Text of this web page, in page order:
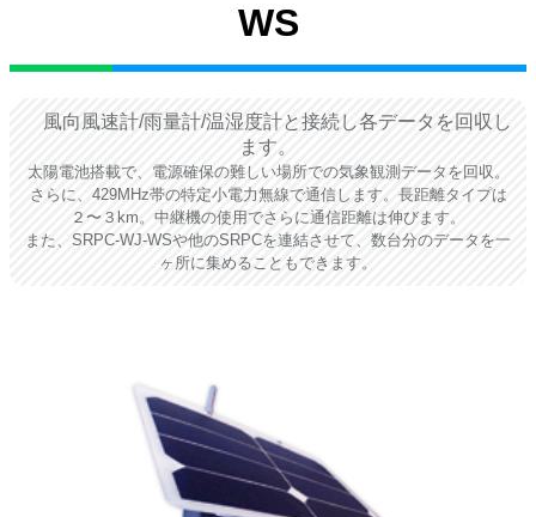
WS
風向風速計/雨量計/温湿度計と接続し各データを回収し
ます。
太陽電池搭載で、電源確保の難しい場所での気象観測データを回収。
さらに、429MHz帯の特定小電力無線で通信します。長距離タイプは
２〜３km。中継機の使用でさらに通信距離は伸びます。
また、SRPC-WJ-WSや他のSRPCを連結させて、数台分のデータを一
ヶ所に集めることもできます。